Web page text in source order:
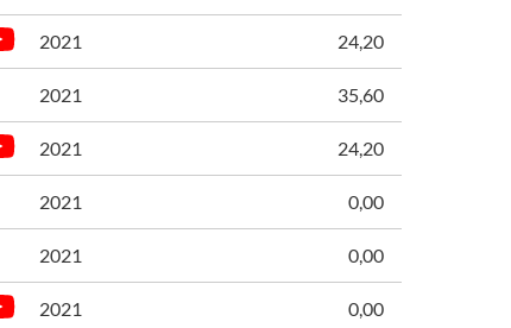
2021 24,20
2021 35,60
2021 24,20
2021 0,00
2021 0,00
2021 0,00